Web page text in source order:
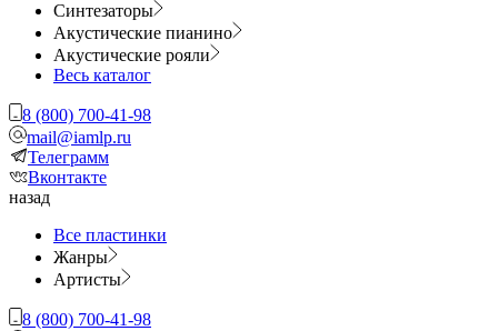
Синтезаторы
Акустические пианино
Акустические рояли
Весь каталог
8 (800) 700-41-98
mail@iamlp.ru
Телеграмм
Вконтакте
назад
Все пластинки
Жанры
Артисты
8 (800) 700-41-98